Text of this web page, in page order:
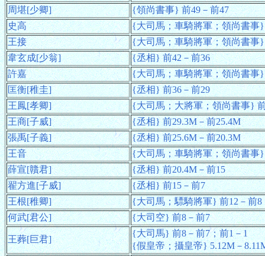
周堪[少卿]
{領尚書事} 前49－前47
史高
{大司馬；車騎將軍；領尚書事}
王接
{大司馬；車騎將軍；領尚書事}
韋玄成[少翁]
{丞相} 前42－前36
許嘉
{大司馬；車騎將軍；領尚書事}
匡衡[稚圭]
{丞相} 前36－前29
王鳳[孝卿]
{大司馬；大將軍；領尚書事}
王商[子威]
{丞相} 前29.3M－前25.4M
張禹[子義]
{丞相} 前25.6M－前20.3M
王音
{大司馬；車騎將軍；領尚書事}
薛宣[贛君]
{丞相} 前20.4M－前15
翟方進[子威]
{丞相} 前15－前7
王根[稚卿]
{大司馬；驃騎將軍} 前12－前8
何武[君公]
{大司空} 前8－前7
王葬[巨君]
{大司馬} 前8－前7；前1－1
{假皇帝；攝皇帝} 5.12M－